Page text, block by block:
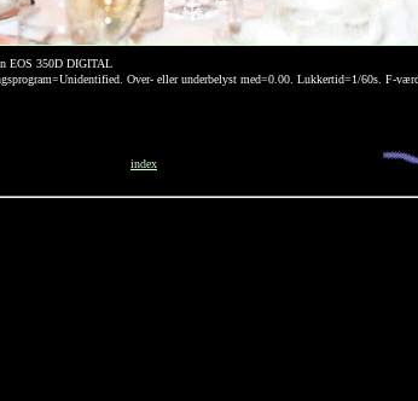
EOS 350D DIGITAL
Over- eller underbelyst med=0.00. Lukkertid=1/60s. F-
index